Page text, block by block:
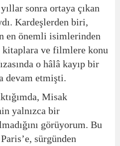
sonra ortaya çıkan
Kardeşlerden biri,
en önemli isimlerinden
ve filmlere konu
o hâlâ kayıp bir
devam etmişti.
Misak
yalnızca bir
görüyorum. Bu
sürgünden